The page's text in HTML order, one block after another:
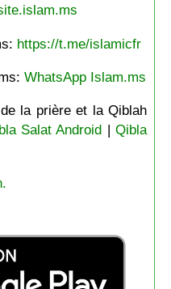
https://t.me/islamicfr
WhatsApp Islam.ms
la prière et la Qiblah
Salat Android |Qibla